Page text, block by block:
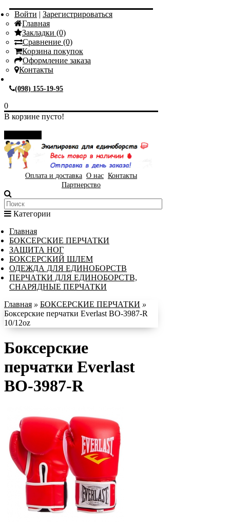
Войти | Зарегистрироваться
Главная
Закладки (0)
Сравнение (0)
Корзина покупок
Оформление заказа
Контакты
(098) 155-19-95
0
В корзине пусто!
Оплата и доставка О нас Контакты
Партнерство
Категории
Главная
БОКСЕРСКИЕ ПЕРЧАТКИ
ЗАЩИТА НОГ
БОКСЕРСКИЙ ШЛЕМ
ОДЕЖДА ДЛЯ ЕДИНОБОРСТВ
ПЕРЧАТКИ ДЛЯ ЕДИНОБОРСТВ,
СНАРЯДНЫЕ ПЕРЧАТКИ
Главная » БОКСЕРСКИЕ ПЕРЧАТКИ »
Боксерские перчатки Everlast BO-3987-R
10/12oz
Боксерские
перчатки Everlast
BO-3987-R